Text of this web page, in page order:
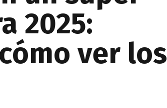
2025:
ver los